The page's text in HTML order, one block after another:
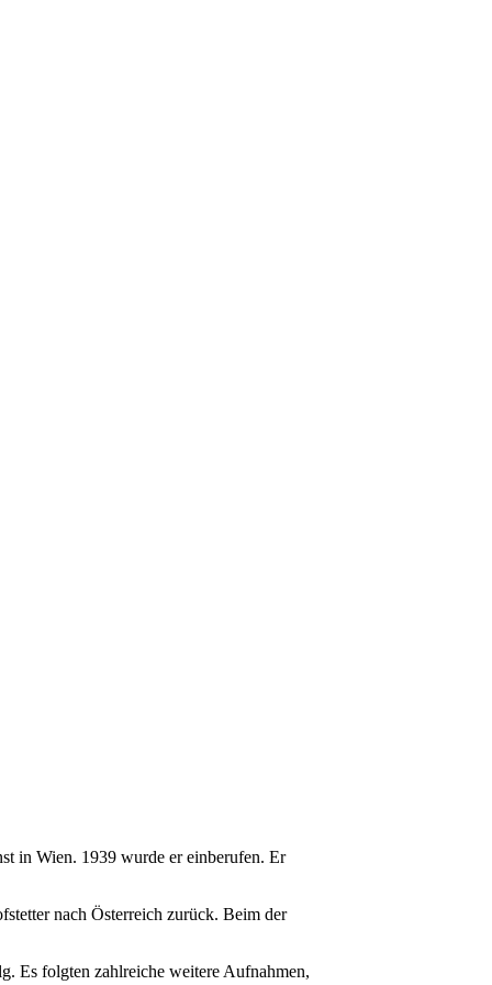
in Wien. 1939 wurde er einberufen. Er
nach Österreich zurück. Beim der
Es folgten zahlreiche weitere Aufnahmen,